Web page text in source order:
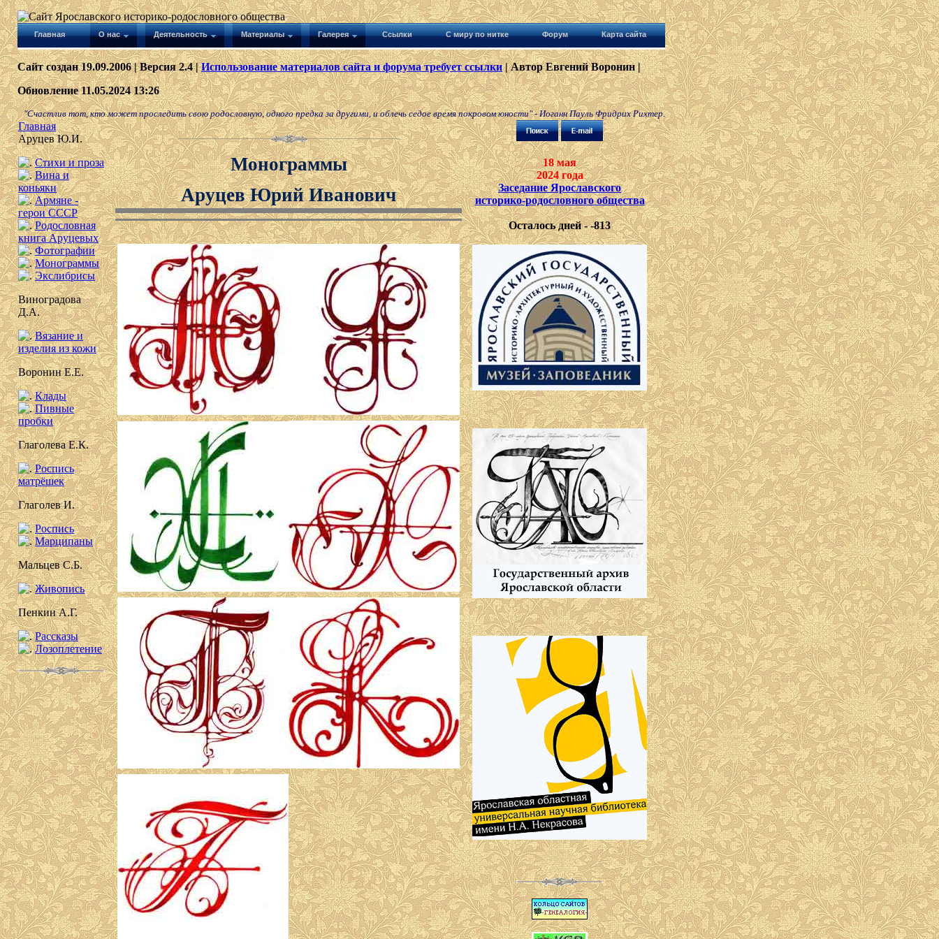
Главная О нас Деятельность Материалы Галерея Ссылки С миру по нитке Форум Карта сайта
Сайт создан 19.09.2006 | Версия 2.4 |Использование материалов сайта и форума требует ссылки| Автор Евгений Воронин |
Обновление 11.05.2024 13:26
"Счастлив тот, кто может проследить свою родословную, одного предка за другими, и облечь седое время покровом юности" - Иоганн Пауль Фридрих Рихтер.
Главная
Аруцев Ю.И.
Стихи и проза
Вина и
коньяки
Армяне -
герои СССР
Родословная
книга Аруцевых
Фотографии
Монограммы
Экслибрисы
Виноградова
Д.А.
Вязание и
изделия из кожи
Воронин Е.Е.
Клады
Пивные
пробки
Глаголева Е.К.
Роспись
матрёшек
Глаголев И.
Роспись
Марципаны
Мальцев С.Б.
Живопись
Пенкин А.Г.
Рассказы
Лозоплетение
Монограммы
Аруцев Юрий Иванович
18 мая
2024 года
Заседание Ярославского
историко-родословного общества
Осталось дней - -813